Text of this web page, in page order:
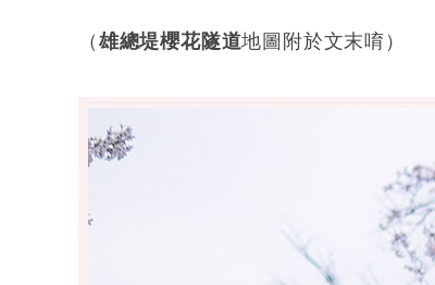
（ 雄總堤櫻花隧道地圖附於文末唷）